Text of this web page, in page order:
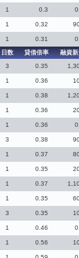
1 0.3
1 0.32
1 0.31
日数 貸借倍率 融資新
3 0.35
1 0.36
1 0.38
1 0.36
1 0.36
3 0.38
1 0.37
1 0.35
1 0.37
1 0.35
3 0.35
1 0.46
1 0.56